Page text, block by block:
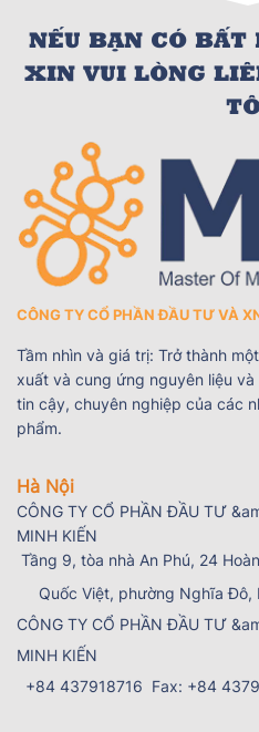
NẾU BẠN CÓ BẤT
XIN VUI LÒNG
CÔNG TY CỔ PHẦN ĐẦU TƯ VÀ
Tầm nhìn và giá trị: Trở thành
xuất và cung ứng nguyên liệu
tin cậy, chuyên nghiệp của các
phẩm.
Hà Nội
Tầng 9, tòa nhà An Phú, 24
Quốc Việt, phường Nghĩa Đô,
+84 437918716 Fax: +84